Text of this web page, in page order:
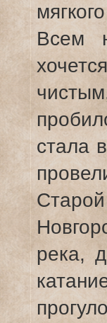
Всем
стала
река,